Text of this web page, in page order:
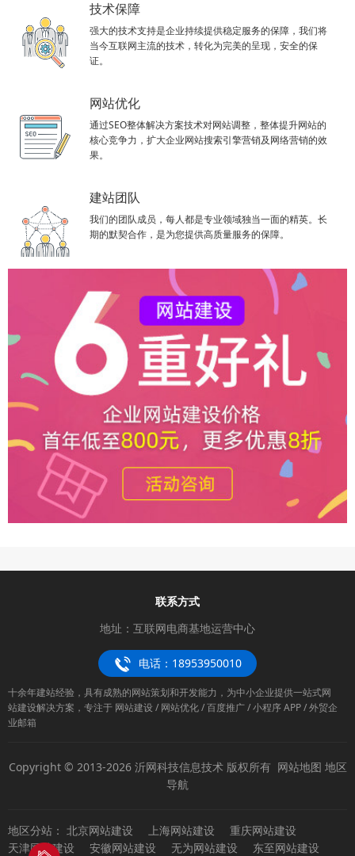
技术保障
强大的技术支持是企业持续提供稳定服务的保障，我们将
当今互联网主流的技术，转化为完美的呈现，安全的保
证。
网站优化
通过SEO整体解决方案技术对网站调整，整体提升网站的
核心竞争力，扩大企业网站搜索引擎营销及网络营销的效
果。
建站团队
我们的团队成员，每人都是专业领域独当一面的精英。长
期的默契合作，是为您提供高质量服务的保障。
联系方式
地址：互联网电商基地运营中心
电话：18953950010
十余年建站经验，具有成熟的网站策划和开发能力，为中小企业提供一站式网
站建设解决方案，专注于 网站建设 / 网站优化 / 百度推广 / 小程序 APP / 外贸企
业邮箱
Copyright © 2013-2026 沂网科技信息技术 版权所有 网站地图 地区
导航
地区分站： 北京网站建设 上海网站建设
重庆网站建设
天津网站建设
安徽网站建设 无为网站建设 东至网站建设